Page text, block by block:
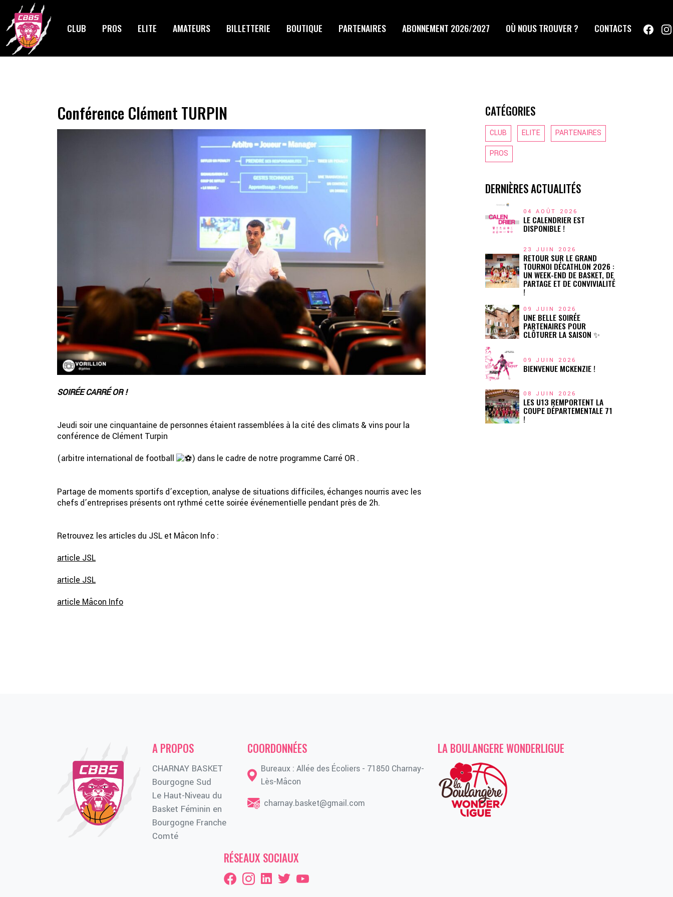
content
CLUB PROS ELITE AMATEURS BILLETTERIE BOUTIQUE PARTENAIRES ABONNEMENT 2026/2027 OÙ NOUS TROUVER ? CONTACTS
Conférence Clément TURPIN
SOIRÉE CARRÉ OR !
Jeudi soir une cinquantaine de personnes étaient rassemblées à la cité des climats & vins pour la
conférence de Clément Turpin
(arbitre international de football
) dans le cadre de notre programme Carré OR .
Partage de moments sportifs d’exception, analyse de situations difficiles, échanges nourris avec les
chefs d’entreprises présents ont rythmé cette soirée événementielle pendant près de 2h.
Retrouvez les articles du JSL et Mâcon Info :
article JSL
article JSL
article Mâcon Info
CATÉGORIES
CLUB ELITE PARTENAIRES
PROS
DERNIÈRES ACTUALITÉS
04 AOÛT 2026
LE CALENDRIER EST
DISPONIBLE !
23 JUIN 2026
RETOUR SUR LE GRAND
TOURNOI DÉCATHLON 2026 :
UN WEEK-END DE BASKET, DE
PARTAGE ET DE CONVIVIALITÉ
!
09 JUIN 2026
UNE BELLE SOIRÉE
PARTENAIRES POUR
CLÔTURER LA SAISON ✨
09 JUIN 2026
BIENVENUE MCKENZIE !
08 JUIN 2026
LES U13 REMPORTENT LA
COUPE DÉPARTEMENTALE 71
!
A PROPOS
CHARNAY BASKET
Bourgogne Sud
Le Haut-Niveau du
Basket Féminin en
Bourgogne Franche
Comté
COORDONNÉES
Bureaux : Allée des Écoliers - 71850 Charnay-
Lès-Mâcon
charnay.basket@gmail.com
LA BOULANGERE WONDERLIGUE
RÉSEAUX SOCIAUX